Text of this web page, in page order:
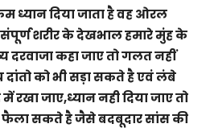
दिया जाता है वह ओरल
शरीर के देखभाल हमारे मुंह के
दरवाजा कहा जाए तो गलत नहीं
दांतो को भी सड़ा सकते है एवं लंबे
जाए,ध्यान नही दिया जाए तो
फैला सकते है जैसे बदबूदार सांस की